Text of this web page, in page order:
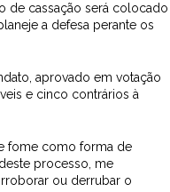
de cassação será colocado
a defesa perante os
aprovado em votação
e cinco contrários à
fome como forma de
processo, me
ou derrubar o